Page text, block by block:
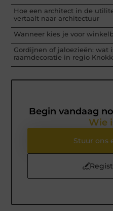
Hoe een architect in de
vertaalt naar architectuur
Wanneer kies je voor
Gordijnen of jaloezieën: wat
raamdecoratie in regio
Begin vandaag
Wie
Stuur ons